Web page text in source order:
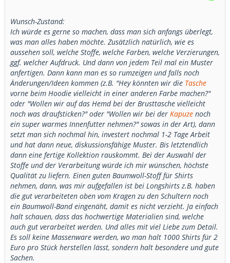
Wunsch-Zustand:
Ich würde es gerne so machen, dass man sich anfangs überlegt,
was man alles haben möchte. Zusätzlich natürlich, wie es
aussehen soll, welche Stoffe, welche Farben, welche Verzierungen,
ggf. welcher Aufdruck. Und dann von jedem Teil mal ein Muster
anfertigen. Dann kann man es so rumzeigen und falls noch
Änderungen/Ideen kommen (z.B. "Hey könnten wir die Tasche
vorne beim Hoodie vielleicht in einer anderen Farbe machen?"
oder "Wollen wir auf das Hemd bei der Brusttasche vielleicht
noch was draufsticken?" oder "Wollen wir bei der Kapuze noch
ein super warmes Innenfutter nehmen?" sowas in der Art), dann
setzt man sich nochmal hin, investert nochmal 1-2 Tage Arbeit
und hat dann neue, diskussionsfähige Muster. Bis letztendlich
dann eine fertige Kollektion rauskommt. Bei der Auswahl der
Stoffe und der Verarbeitung würde ich mir wünschen, höchste
Qualität zu liefern. Einen guten Baumwoll-Stoff für Shirts
nehmen, dann, was mir aufgefallen ist bei Longshirts z.B. haben
die gut verarbeiteten oben vom Kragen zu den Schultern noch
ein Baumwoll-Band eingenäht, damit es nicht verzieht. Ja einfach
halt schauen, dass das hochwertige Materialien sind, welche
auch gut verarbeitet werden. Und alles mit viel Liebe zum Detail.
Es soll keine Massenware werden, wo man halt 1000 Shirts für 2
Euro pro Stück herstellen lässt, sondern halt besondere und gute
Sachen.